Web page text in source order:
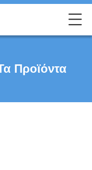
Προϊόντα